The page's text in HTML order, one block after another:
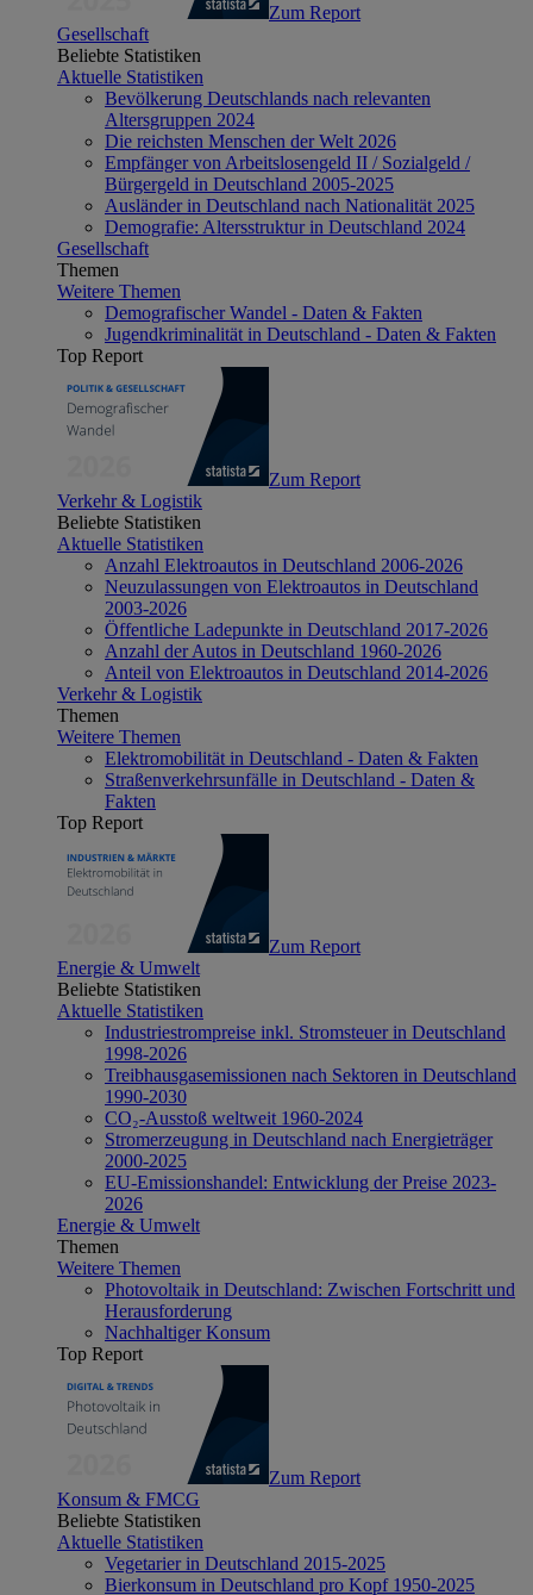
Zum Report
Gesellschaft
Beliebte Statistiken
Aktuelle Statistiken
Bevölkerung Deutschlands nach relevanten
Altersgruppen 2024
Die reichsten Menschen der Welt 2026
Empfänger von Arbeitslosengeld II / Sozialgeld /
Bürgergeld in Deutschland 2005-2025
Ausländer in Deutschland nach Nationalität 2025
Demografie: Altersstruktur in Deutschland 2024
Gesellschaft
Themen
Weitere Themen
Demografischer Wandel - Daten & Fakten
Jugendkriminalität in Deutschland - Daten & Fakten
Top Report
Zum Report
Verkehr & Logistik
Beliebte Statistiken
Aktuelle Statistiken
Anzahl Elektroautos in Deutschland 2006-2026
Neuzulassungen von Elektroautos in Deutschland
2003-2026
Öffentliche Ladepunkte in Deutschland 2017-2026
Anzahl der Autos in Deutschland 1960-2026
Anteil von Elektroautos in Deutschland 2014-2026
Verkehr & Logistik
Themen
Weitere Themen
Elektromobilität in Deutschland - Daten & Fakten
Straßenverkehrsunfälle in Deutschland - Daten &
Fakten
Top Report
Zum Report
Energie & Umwelt
Beliebte Statistiken
Aktuelle Statistiken
Industriestrompreise inkl. Stromsteuer in Deutschland
1998-2026
Treibhausgasemissionen nach Sektoren in Deutschland
1990-2030
CO₂-Ausstoß weltweit 1960-2024
Stromerzeugung in Deutschland nach Energieträger
2000-2025
EU-Emissionshandel: Entwicklung der Preise 2023-
2026
Energie & Umwelt
Themen
Weitere Themen
Photovoltaik in Deutschland: Zwischen Fortschritt und
Herausforderung
Nachhaltiger Konsum
Top Report
Zum Report
Konsum & FMCG
Beliebte Statistiken
Aktuelle Statistiken
Vegetarier in Deutschland 2015-2025
Bierkonsum in Deutschland pro Kopf 1950-2025